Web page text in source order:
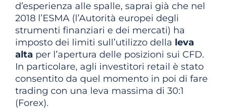
d’esperienza alle spalle, saprai già che nel
2018 l’ESMA (l’Autorità europei degli
strumenti finanziari e dei mercati) ha
imposto dei limiti sull’utilizzo della leva
alta per l’apertura delle posizioni sui CFD.
In particolare, agli investitori retail è stato
consentito da quel momento in poi di fare
trading con una leva massima di 30:1
(Forex).